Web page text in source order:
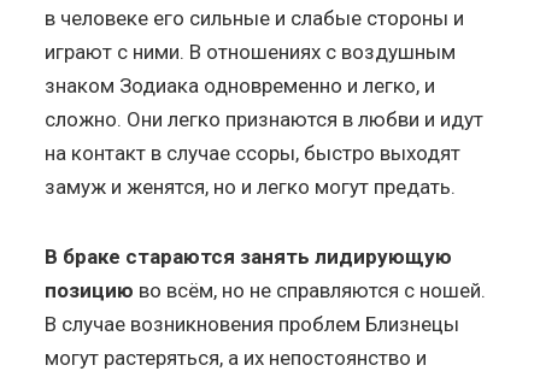
в человеке его сильные и слабые стороны и
играют с ними. В отношениях с воздушным
знаком Зодиака одновременно и легко, и
сложно. Они легко признаются в любви и идут
на контакт в случае ссоры, быстро выходят
замуж и женятся, но и легко могут предать.
В браке стараются занять лидирующую
позицию во всём, но не справляются с ношей.
В случае возникновения проблем Близнецы
могут растеряться, а их непостоянство и